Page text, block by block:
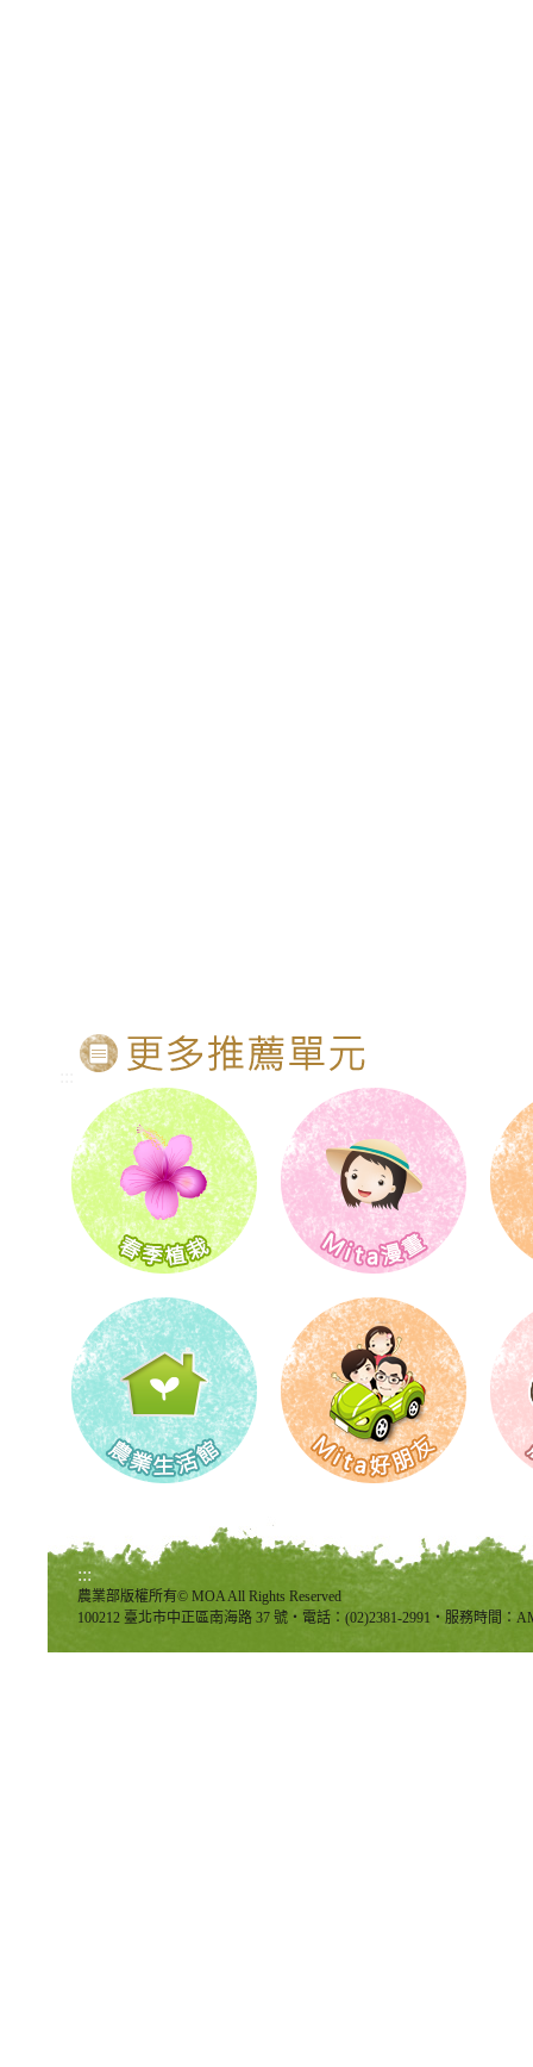
:::
農業部版權所有© MOA All Rights Reserved
100212 臺北市中正區南海路 37 號‧電話：(02)2381-2991‧服務時間：